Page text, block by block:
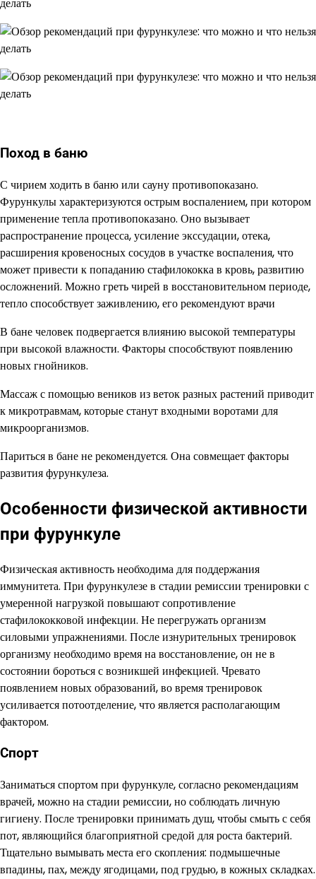
Поход в баню
С чирием ходить в баню или сауну противопоказано.
Фурункулы характеризуются острым воспалением, при котором
применение тепла противопоказано. Оно вызывает
распространение процесса, усиление экссудации, отека,
расширения кровеносных сосудов в участке воспаления, что
может привести к попаданию стафилококка в кровь, развитию
осложнений. Можно греть чирей в восстановительном периоде,
тепло способствует заживлению, его рекомендуют врачи
В бане человек подвергается влиянию высокой температуры
при высокой влажности. Факторы способствуют появлению
новых гнойников.
Массаж с помощью веников из веток разных растений приводит
к микротравмам, которые станут входными воротами для
микроорганизмов.
Париться в бане не рекомендуется. Она совмещает факторы
развития фурункулеза.
Особенности физической активности
при фурункуле
Физическая активность необходима для поддержания
иммунитета. При фурункулезе в стадии ремиссии тренировки с
умеренной нагрузкой повышают сопротивление
стафилококковой инфекции. Не перегружать организм
силовыми упражнениями. После изнурительных тренировок
организму необходимо время на восстановление, он не в
состоянии бороться с возникшей инфекцией. Чревато
появлением новых образований, во время тренировок
усиливается потоотделение, что является располагающим
фактором.
Спорт
Заниматься спортом при фурункуле, согласно рекомендациям
врачей, можно на стадии ремиссии, но соблюдать личную
гигиену. После тренировки принимать душ, чтобы смыть с себя
пот, являющийся благоприятной средой для роста бактерий.
Тщательно вымывать места его скопления: подмышечные
впадины, пах, между ягодицами, под грудью, в кожных складках.